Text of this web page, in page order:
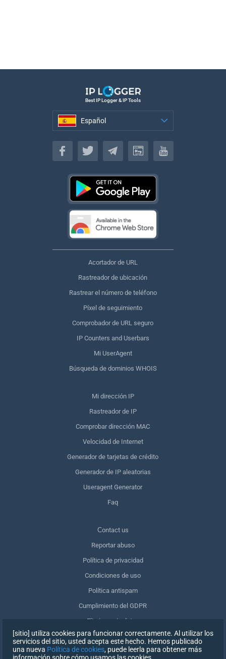
Best IP Logger & IP Tools
Español
Español
Acortador de URL
Rastreador de ubicación
Rastrear el número de teléfono
Píxel de seguimiento
Comprobador de URL seguro
IP Counters and Userbars
Mi UserAgent
Búsqueda de dominios WHOIS
Mi dirección IP
Rastreador de IP
Comprobar dirección MAC
Velocidad de Internet
Generador de tarjetas de crédito
Generador de IP aleatorias
Useragent Generator
Faq
Сontact us
Reportar abuso
Política de privacidad
Condiciones de uso
Política antispam
Cumplimiento del GDPR
Eliminar mis datos
Retirar el consentimiento
[sitio] utiliza cookies para funcionar correctamente. Al utilizar los
servicios del sitio, usted acepta este hecho. Hemos publicado
una nueva Política de cookies, puede leerla para obtener más